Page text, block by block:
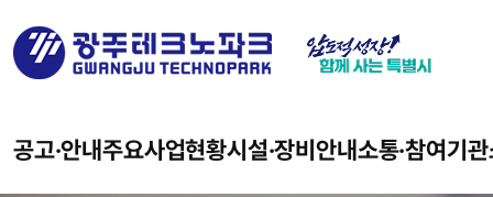
공고·안내주요사업현황시설·장비안내소통·참여기